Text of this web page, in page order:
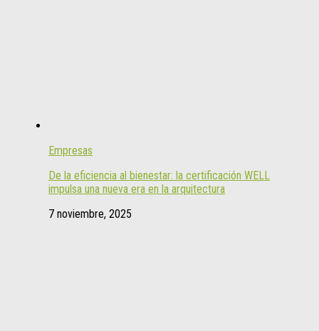
Empresas
De la eficiencia al bienestar: la certificación WELL
impulsa una nueva era en la arquitectura
7 noviembre, 2025